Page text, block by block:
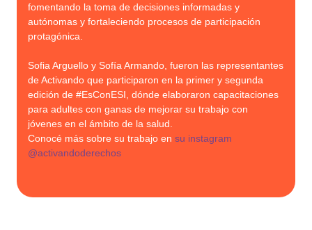
fomentando la toma de decisiones informadas y
autónomas y fortaleciendo procesos de participación
protagónica.
Sofia Arguello y Sofía Armando, fueron las representantes
de Activando que participaron en la primer y segunda
edición de #EsConESI, dónde elaboraron capacitaciones
para adultes con ganas de mejorar su trabajo con
jóvenes en el ámbito de la salud.
Conocé más sobre su trabajo en su instagram
@activandoderechos